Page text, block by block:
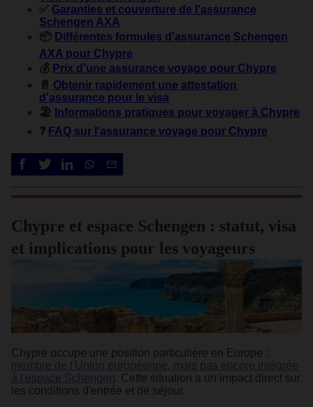
✅ Garanties et couverture de l'assurance
Schengen AXA
📦 Différentes formules d'assurance Schengen
AXA pour Chypre
💰 Prix d'une assurance voyage pour Chypre
📄 Obtenir rapidement une attestation
d'assurance pour le visa
🏖️ Informations pratiques pour voyager à Chypre
❓ FAQ sur l'assurance voyage pour Chypre
Chypre et espace Schengen : statut, visa
et implications pour les voyageurs
Chypre occupe une position particulière en Europe :
membre de l'Union européenne, mais pas encore intégrée
à l'espace Schengen
. Cette situation a un impact direct sur
les conditions d'entrée et de séjour.